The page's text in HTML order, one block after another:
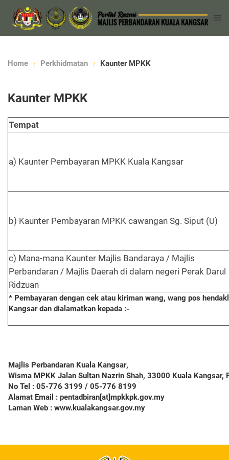
Home Perkhidmatan Kaunter MPKK
Kaunter MPKK
Tempat
a) Kaunter Pembayaran MPKK Kuala Kangsar
b) Kaunter Pembayaran MPKK cawangan Sg. Siput (U)
c) Mana-mana Kaunter Majlis Bandaraya / Majlis
Perbandaran / Majlis Daerah di dalam negeri Perak Darul
Ridzuan
* Pembayaran dengan cek atau kiriman wang, wang pos
Kangsar dan dialamatkan kepada :-
Majlis Perbandaran Kuala Kangsar,
Wisma MPKK Jalan Sultan Nazrin Shah, 33000 Kuala Kangsar,
No Tel : 05-776 3199 / 05-776 8199
Alamat Email : pentadbiran[at]mpkkpk.gov.my
Laman Web : www.kualakangsar.gov.my